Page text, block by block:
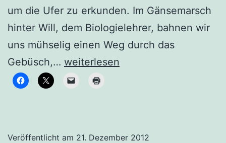
um die Ufer zu erkunden. Im Gänsemarsch
hinter Will, dem Biologielehrer, bahnen wir
uns mühselig einen Weg durch das
Gebüsch,… Immer
Richtung
weiterlesen
Veröffentlicht am 21. Dezember 2012